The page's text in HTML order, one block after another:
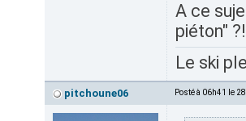
A ce
piéton" ?!
Le ski
pitchoune06 Posté à 06h41 le